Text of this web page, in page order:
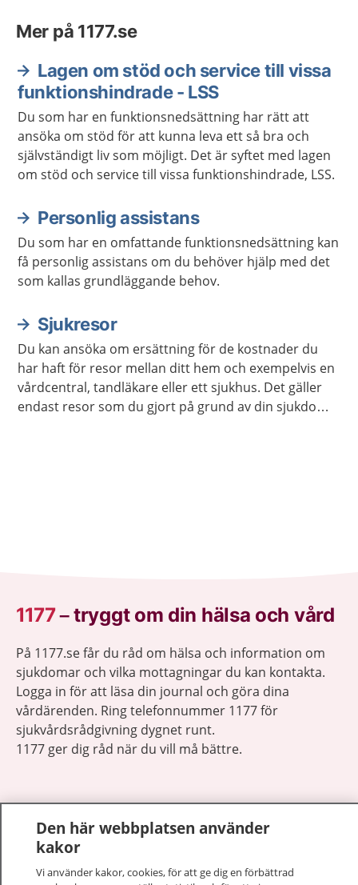
Mer på 1177.se
Lagen om stöd och service till vissa
funktionshindrade - LSS
Du som har en funktionsnedsättning har rätt att
ansöka om stöd för att kunna leva ett så bra och
självständigt liv som möjligt. Det är syftet med lagen
om stöd och service till vissa funktionshindrade, LSS.
Personlig assistans
Du som har en omfattande funktionsnedsättning kan
få personlig assistans om du behöver hjälp med det
som kallas grundläggande behov.
Sjukresor
Du kan ansöka om ersättning för de kostnader du
har haft för resor mellan ditt hem och exempelvis en
vårdcentral, tandläkare eller ett sjukhus. Det gäller
endast resor som du gjort på grund av din sjukdom
1177–tryggt om din hälsa och vård
På 1177.se får du råd om hälsa och information om
sjukdomar och vilka mottagningar du kan kontakta.
Logga in för att läsa din journal och göra dina
vårdärenden. Ring telefonnummer 1177 för
sjukvårdsrådgivning dygnet runt.
1177 ger dig råd när du vill må bättre.
1177 på flera språk
Den här webbplatsen använder
kakor
Vi använder kakor, cookies, för att ge dig en förbättrad